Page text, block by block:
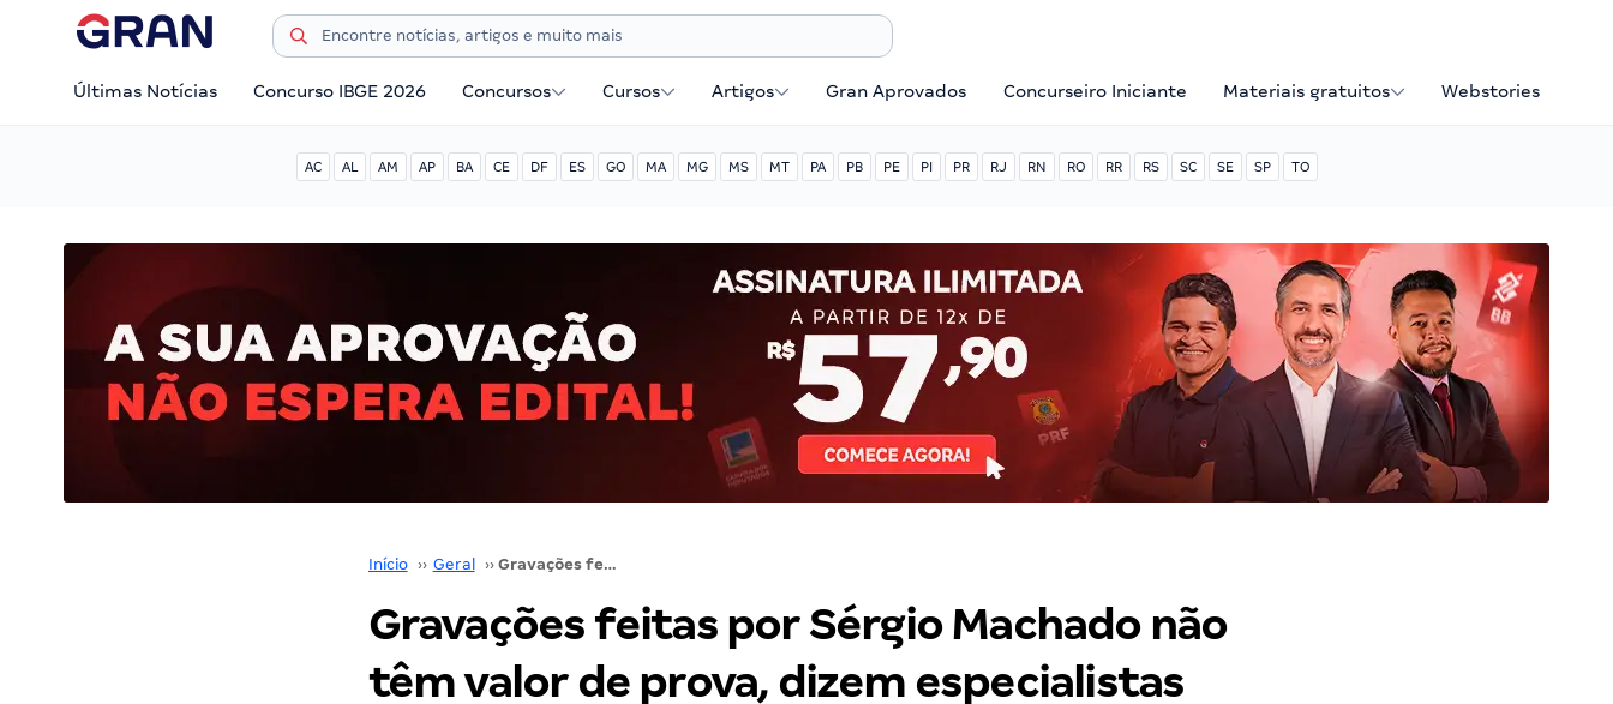
Últimas Notícias Concurso IBGE 2026 Concursos Cursos Artigos Gran Aprovados Concurseiro Iniciante Materiais gratuitos Webstories
AC AL AM AP BA CE DF ES GO MA MG MS MT PA PB PE PI PR RJ RN RO RR RS SC SE SP TO
Início ›› Geral ›› Gravações feitas por Sérgio Machado não têm valor de prova, dizem especialistas
Gravações feitas por Sérgio Machado não
têm valor de prova, dizem especialistas